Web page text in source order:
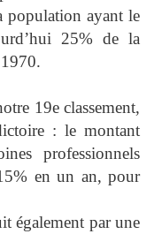
population ayant le
25% de la
19e classement,
: le montant
professionnels
en un an, pour
également par une